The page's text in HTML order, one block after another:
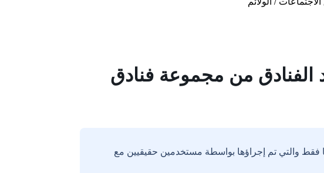
الفنادق من مجموعة فنادق
فقط والتي تم إجراؤها بواسطة مستخدمين حقيقيين مع